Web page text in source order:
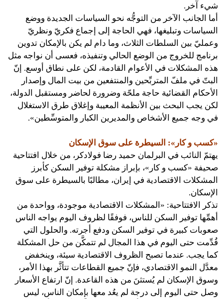
شيء آخر.
أما الجانب الآخر من التوجُّه نحو السياسات الجديدة ووضع
السياسات وتبليغها، فهي الحاجة إلى إجماع فكريّ ونظريّ
وعمليّ بين السلطات الثلاث، وما دام لم يكن بالإمكان تدوين
برنامج للخروج من الوضع الحالي وتنفيذه، فعسى أن نواجه مثل
هذه المشكلات في الأعوام القادمة، لكن على نطاق أوسع. إنّ
البتّ في ملفّ المتربِّحين والمنتفعين من بيت المال وإصدار
الأحكام القضائية حاجة ملحّة وضرورة لحاضر ومستقبل الدولة،
لكن يجب البحث بين الأنظمة المعيبة وإغلاق طرق الاستغلال
في وجه جميع الأشخاص والمديرين الكبار والمتوسِّطين».
«كسب و كار»: السيطرة على سوق الإسكان
يهتمّ النائب في البرلمان حميد رضا فولادكر، من خلال افتتاحية
صحيفة «كسب و كار»، بإبراز مشكلة توفير السكن كأبرز
المشكلات الاقتصادية في إيران، مطالبًا بالسيطرة على سوق
الإسكان.
تذكر الافتتاحية: «المشكلات الاقتصادية موجودة، وواحدة من
أهمِّها توفير السكن للناس، فوفقًا لظروف اليوم يواجه الناس
صعوبات كبيرة في توفير السكن ودفع أجرته. والحلول التي
قُدِّمت حتى اليوم في هذا المجال لم تتمكَّن من حل المشكلة
كما يجب. عندما تصبح الظروف الاقتصادية سيئة، وينخفض
معدَّل النمو الاقتصادي، فإنّ جميع القطاعات تتأثَّر بهذا الأمر،
وسوق الإسكان لم يُستثنَ من هذه القاعدة. إنّ ارتفاع الأسعار
وصل حتى اليوم إلى درجة لم يعُد معها بإمكان الناس، ليس